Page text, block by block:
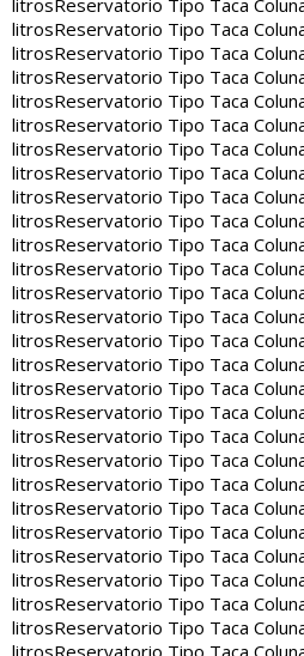
litrosReservatorio Tipo Taca
litrosReservatorio Tipo Taca
litrosReservatorio Tipo Taca
litrosReservatorio Tipo Taca
litrosReservatorio Tipo Taca
litrosReservatorio Tipo Taca
litrosReservatorio Tipo Taca
litrosReservatorio Tipo Taca
litrosReservatorio Tipo Taca
litrosReservatorio Tipo Taca
litrosReservatorio Tipo Taca
litrosReservatorio Tipo Taca
litrosReservatorio Tipo Taca
litrosReservatorio Tipo Taca
litrosReservatorio Tipo Taca
litrosReservatorio Tipo Taca
litrosReservatorio Tipo Taca
litrosReservatorio Tipo Taca
litrosReservatorio Tipo Taca
litrosReservatorio Tipo Taca
litrosReservatorio Tipo Taca
litrosReservatorio Tipo Taca
litrosReservatorio Tipo Taca
litrosReservatorio Tipo Taca
litrosReservatorio Tipo Taca
litrosReservatorio Tipo Taca
litrosReservatorio Tipo Taca